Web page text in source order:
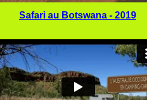
Safari au Botswana - 2019